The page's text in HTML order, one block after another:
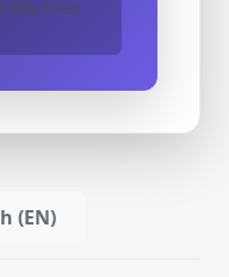
liệu theo
(EN)